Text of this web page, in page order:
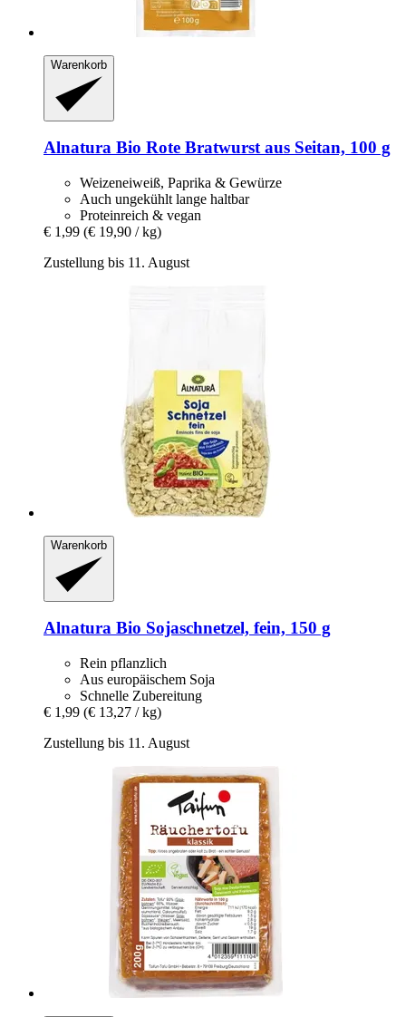
Warenkorb
Alnatura Bio Rote Bratwurst aus Seitan, 100 g
Weizeneiweiß, Paprika & Gewürze
Auch ungekühlt lange haltbar
Proteinreich & vegan
€ 1,99 (€ 19,90 / kg)
Zustellung bis 11. August
Warenkorb
Alnatura Bio Sojaschnetzel, fein, 150 g
Rein pflanzlich
Aus europäischem Soja
Schnelle Zubereitung
€ 1,99 (€ 13,27 / kg)
Zustellung bis 11. August